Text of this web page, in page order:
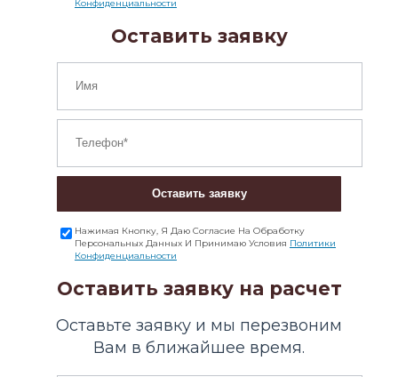
Конфиденциальности
Оставить заявку
Оставить заявку
Нажимая Кнопку, Я Даю Согласие На Обработку
Персональных Данных И Принимаю Условия Политики
Конфиденциальности
Оставить заявку на расчет
Оставьте заявку и мы перезвоним
Вам в ближайшее время.